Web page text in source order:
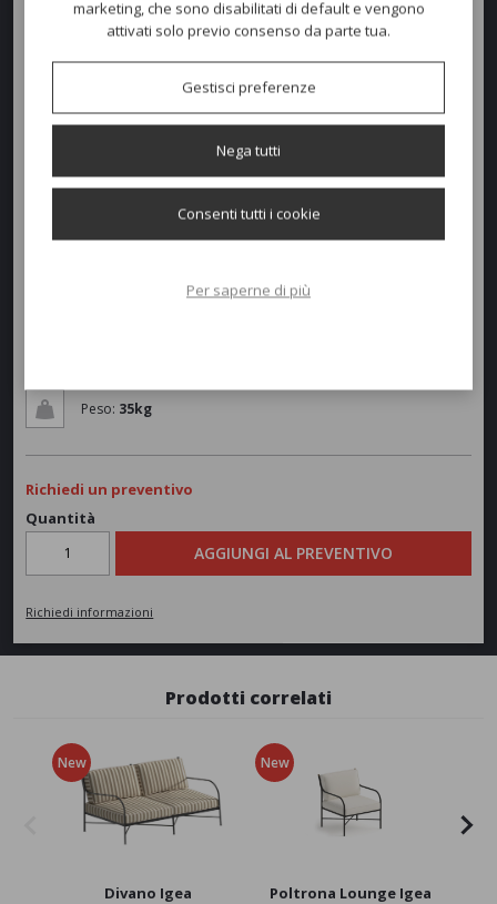
è inferro zincatoverniciato a polveri ed è dotato di ruote
e di schienale reclinabile; può essere completata da cuscini coordinati
con classiche righe o a tinta unita.
Peso: 35kg
Richiedi un preventivo
Quantità
AGGIUNGI AL PREVENTIVO
Richiedi informazioni
Prodotti correlati
New
Divano Igea
New
Poltrona Lounge Igea
marketing, che sono disabilitati di default e vengono
attivati solo previo consenso da parte tua.
Gestisci preferenze
Nega tutti
Consenti tutti i cookie
Per saperne di più